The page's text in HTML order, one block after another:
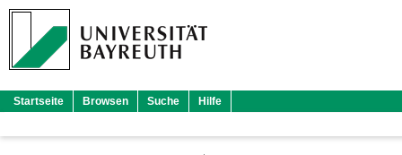
Startseite Browsen Suche Hilfe